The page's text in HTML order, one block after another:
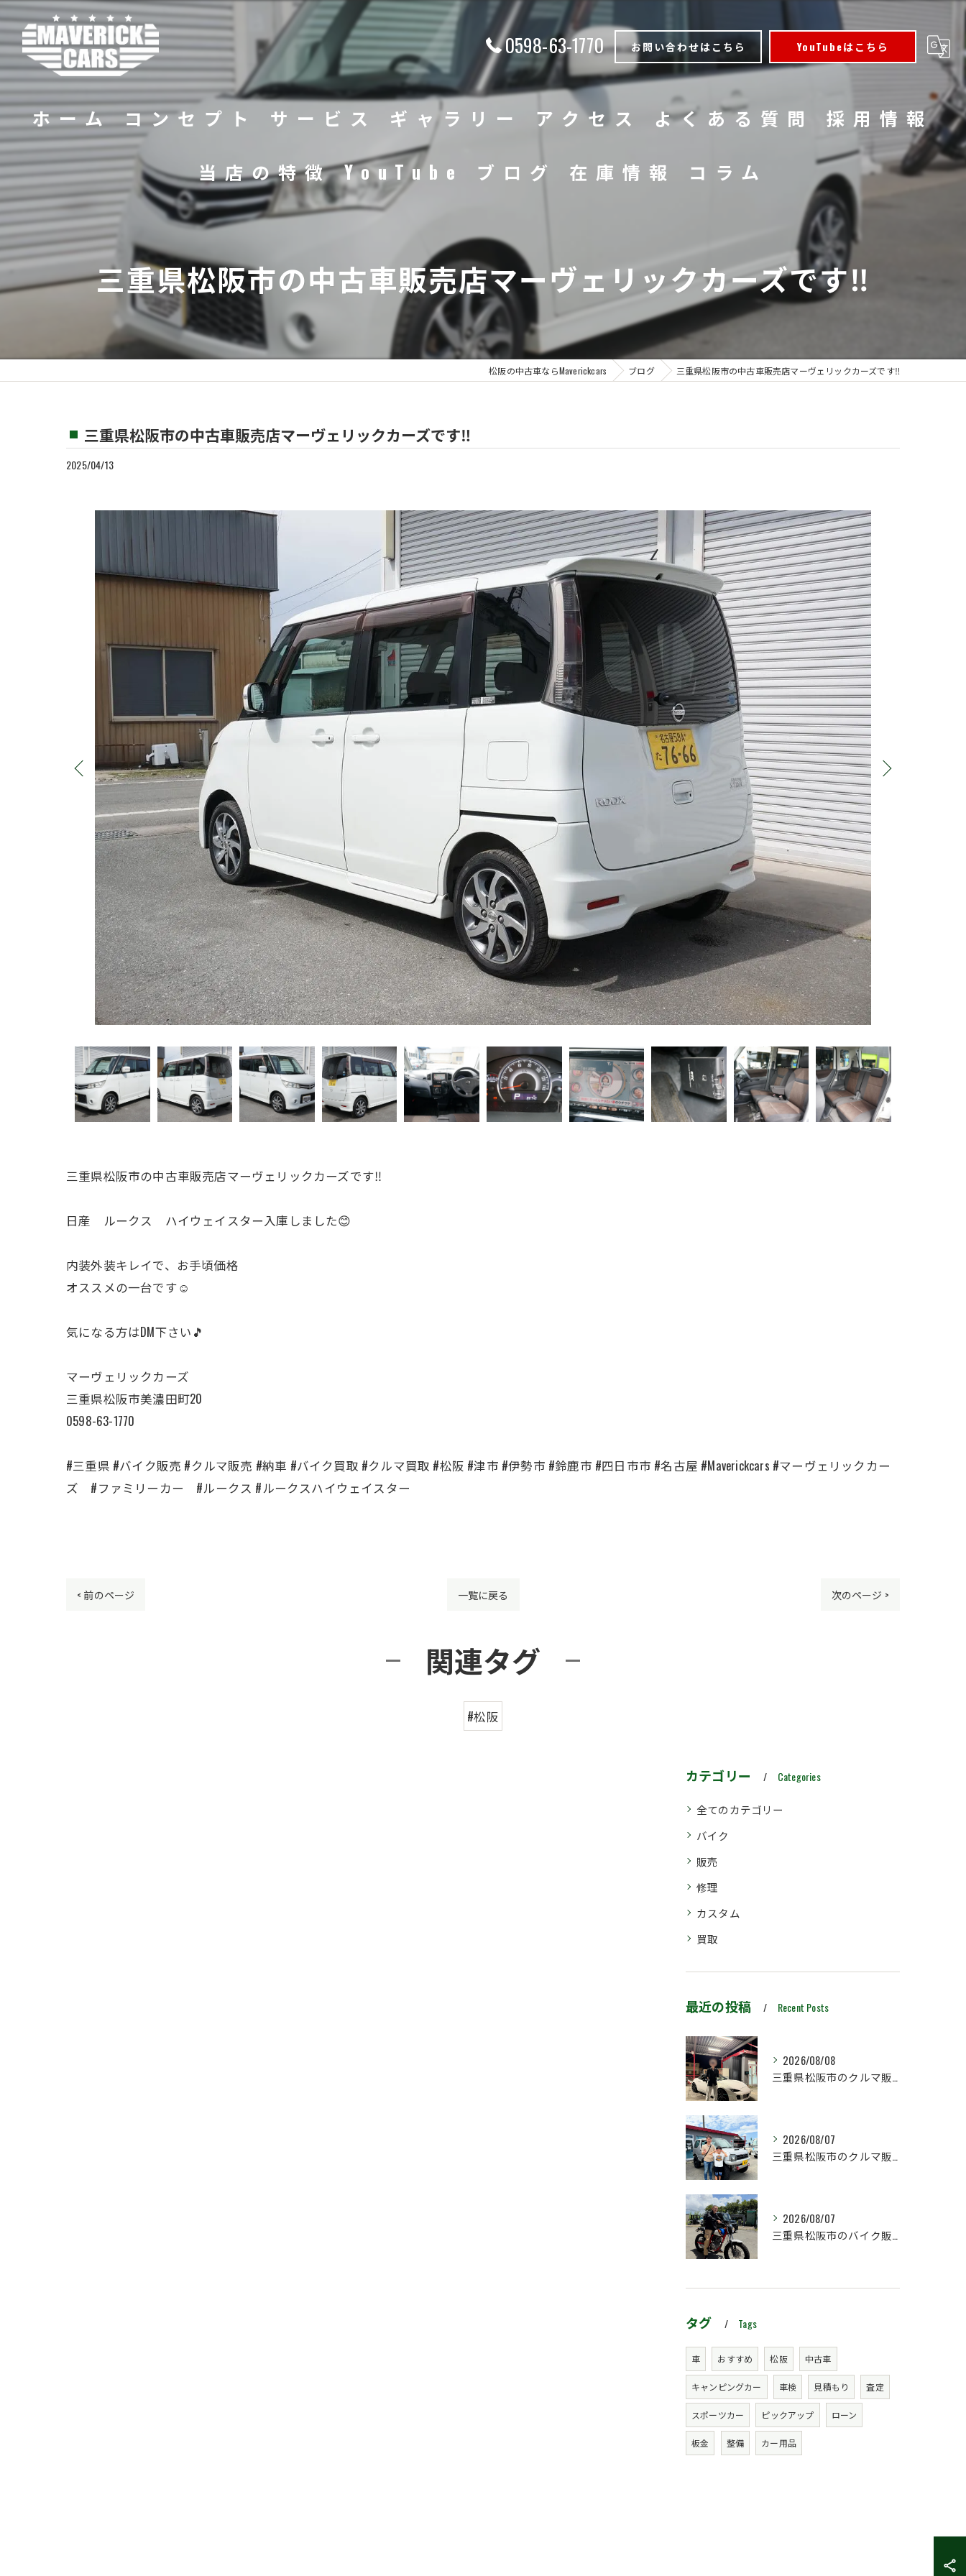
0598-63-1770 お問い合わせはこちら YouTubeはこちら
ホーム コンセプト サービス ギャラリー アクセス よくある質問 採用情報
当店の特徴
バイク
販売
修理
カスタム
YouTube ブログ 在庫情報 コラム
三重県松阪市の中古車販売店マーヴェリックカーズです‼️
松阪の中古車ならMaverickcars ブログ 三重県松阪市の中古車販売店マーヴェリックカーズです‼️
三重県松阪市の中古車販売店マーヴェリックカーズです‼️
2025/04/13
三重県松阪市の中古車販売店マーヴェリックカーズです‼️
日産 ルークス ハイウェイスター入庫しました😊
内装外装キレイで、お手頃価格
オススメの一台です☺️
気になる方はDM下さい🎵
マーヴェリックカーズ
三重県松阪市美濃田町20
0598-63-1770
#三重県 #バイク販売 #クルマ販売 #納車 #バイク買取 #クルマ買取 #松阪 #津市 #伊勢市 #鈴鹿市 #四日市市 #名古屋 #Maverickcars #マーヴェリックカー
ズ #ファミリーカー #ルークス #ルークスハイウェイスター
< 前のページ 一覧に戻る 次のページ >
関連タグ
#松阪
カテゴリー Categories
全てのカテゴリー
バイク
販売
修理
カスタム
買取
最近の投稿 Recent Posts
2026/08/08
三重県松阪市のクルマ販売店マーヴェリックカーズです‼️
2026/08/07
三重県松阪市のクルマ販売店マーヴェリックカーズです‼️
2026/08/07
三重県松阪市のバイク販売店マーヴェリックカーズです‼️
タグ Tags
車 おすすめ 松阪 中古車
キャンピングカー 車検 見積もり 査定
スポーツカー ピックアップ ローン
板金 整備 カー用品